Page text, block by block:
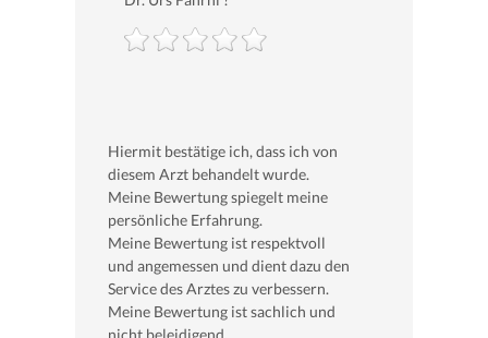
Hiermit bestätige ich, dass ich von
diesem Arzt behandelt wurde.
Meine Bewertung spiegelt meine
persönliche Erfahrung.
Meine Bewertung ist respektvoll
und angemessen und dient dazu den
Service des Arztes zu verbessern.
Meine Bewertung ist sachlich und